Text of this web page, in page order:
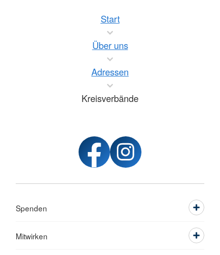
Start
Über uns
Adressen
Kreisverbände
Spenden
Mitwirken